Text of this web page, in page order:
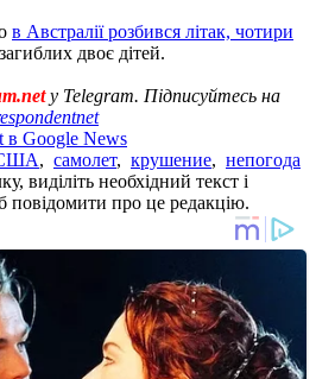
в Австралії розбився літак, чотири
двоє дітей.
у Telegram. Підписуйтесь на
в Google News
, самолет, крушение, непогода
виділіть необхідний текст і
повідомити про це редакцію.